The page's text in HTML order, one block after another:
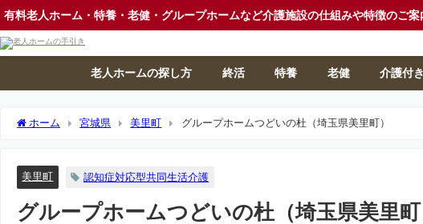
有料老人ホーム・特養・老健・グループホームなど介護施設の仕組みや特徴のご案
老人ホームの探し方 終活 特養 老健 介護付
ホーム 宮城県 美里町 グループホームつどいの杜（埼玉県美里町）
美里町 認知症対応型共同生活介護
グループホームつどいの杜（埼玉県美里町